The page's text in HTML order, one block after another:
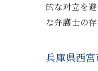
的な対立を
な弁護士の
兵庫県西